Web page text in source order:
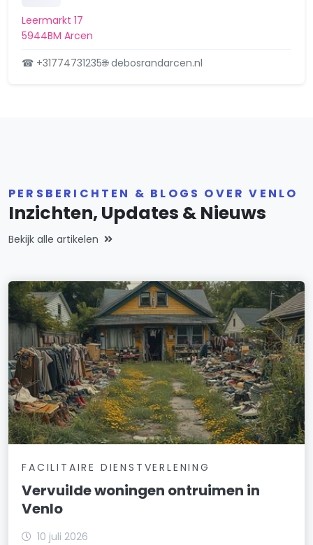
Leermarkt 17
5944BM Arcen
☎ +31774731235🌐 debosrandarcen.nl
PERSBERICHTEN & BLOGS OVER VENLO
Inzichten, Updates & Nieuws
Bekijk alle artikelen
FACILITAIRE DIENSTVERLENING
Vervuilde woningen ontruimen in
Venlo
10 juli 2026